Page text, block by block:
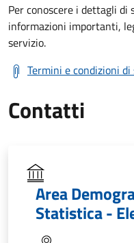
Per conoscere i dettagli
informazioni importanti,
servizio.
Termini e condizioni
Contatti
Area
Statistica -